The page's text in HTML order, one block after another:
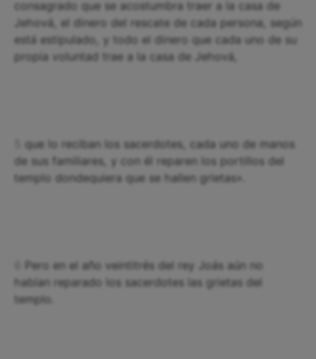
consagrado que se acostumbra traer a la casa de
Jehová, el dinero del rescate de cada persona, según
está estipulado, y todo el dinero que cada uno de su
propia voluntad trae a la casa de Jehová,
que lo reciban los sacerdotes, cada uno de manos
de sus familiares, y con él reparen los portillos del
templo dondequiera que se hallen grietas».
Pero en el año veintitrés del rey Joás aún no
habían reparado los sacerdotes las grietas del
templo.